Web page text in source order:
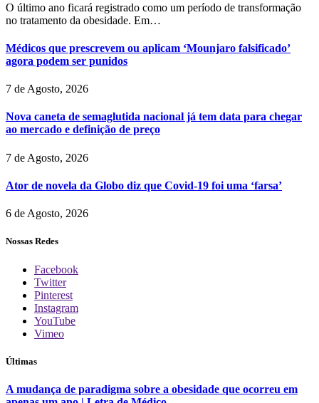
O último ano ficará registrado como um período de transformação
no tratamento da obesidade. Em…
Médicos que prescrevem ou aplicam ‘Mounjaro falsificado’
agora podem ser punidos
7 de Agosto, 2026
Nova caneta de semaglutida nacional já tem data para chegar
ao mercado e definição de preço
7 de Agosto, 2026
Ator de novela da Globo diz que Covid-19 foi uma ‘farsa’
6 de Agosto, 2026
Nossas Redes
Facebook
Twitter
Pinterest
Instagram
YouTube
Vimeo
Últimas
A mudança de paradigma sobre a obesidade que ocorreu em